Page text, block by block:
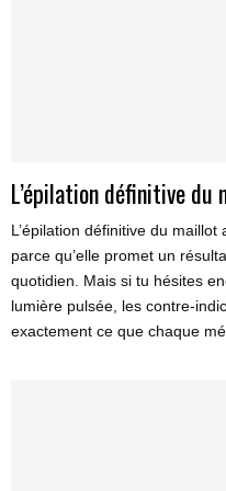
L’épilation définitive
L’épilation définitive du
parce qu’elle promet un
quotidien. Mais si tu hésites
lumière pulsée, les contre-
exactement ce que chaque